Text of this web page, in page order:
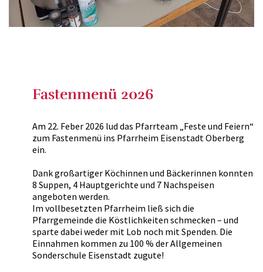
Fastenmenü 2026
Am 22. Feber 2026 lud das Pfarrteam „Feste und Feiern“
zum Fastenmenü ins Pfarrheim Eisenstadt Oberberg
ein.
Dank großartiger Köchinnen und Bäckerinnen konnten
8 Suppen, 4 Hauptgerichte und 7 Nachspeisen
angeboten werden.
Im vollbesetzten Pfarrheim ließ sich die
Pfarrgemeinde die Köstlichkeiten schmecken – und
sparte dabei weder mit Lob noch mit Spenden. Die
Einnahmen kommen zu 100 % der Allgemeinen
Sonderschule Eisenstadt zugute!